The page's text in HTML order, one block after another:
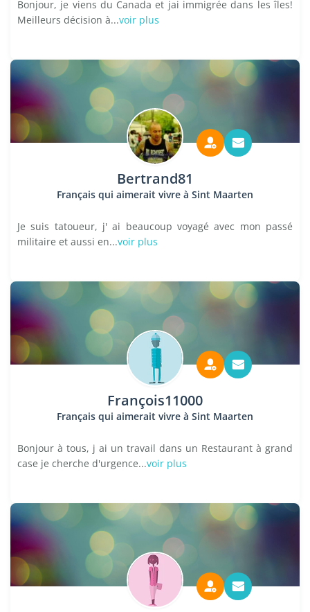
Bonjour, je viens du Canada et jai immigrée dans les îles!
Meilleurs décision à...voir plus
Bertrand81
Français qui aimerait vivre à Sint Maarten
Je suis tatoueur, j' ai beaucoup voyagé avec mon passé
militaire et aussi en...voir plus
François11000
Français qui aimerait vivre à Sint Maarten
Bonjour à tous, j ai un travail dans un Restaurant à grand
case je cherche d'urgence...voir plus